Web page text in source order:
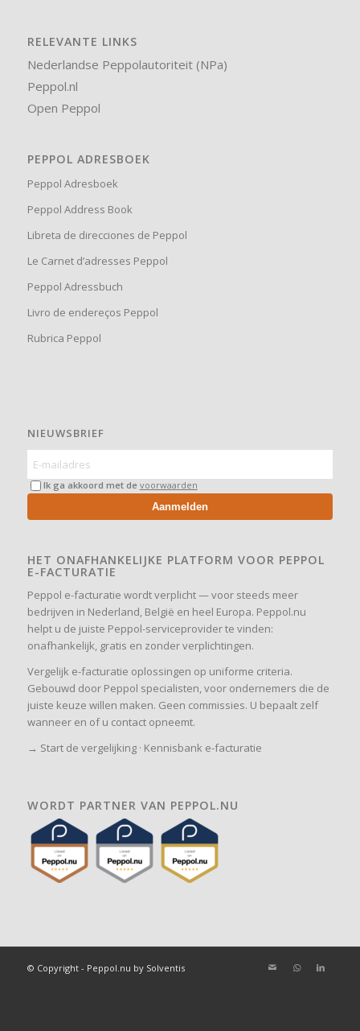
RELEVANTE LINKS
Nederlandse Peppolautoriteit (NPa)
Peppol.nl
Open Peppol
PEPPOL ADRESBOEK
Peppol Adresboek
Peppol Address Book
Libreta de direcciones de Peppol
Le Carnet d’adresses Peppol
Peppol Adressbuch
Livro de endereços Peppol
Rubrica Peppol
NIEUWSBRIEF
Ik ga akkoord met de voorwaarden
Aanmelden
HET ONAFHANKELIJKE PLATFORM VOOR PEPPOL
E-FACTURATIE
Peppol e-facturatie wordt verplicht — voor steeds meer
bedrijven in Nederland, België en heel Europa. Peppol.nu
helpt u de juiste Peppol-serviceprovider te vinden:
onafhankelijk, gratis en zonder verplichtingen.
Vergelijk e-facturatie oplossingen op uniforme criteria.
Gebouwd door Peppol specialisten, voor ondernemers die de
juiste keuze willen maken. Geen commissies. U bepaalt zelf
wanneer en of u contact opneemt.
→ Start de vergelijking· Kennisbank e-facturatie
WORDT PARTNER VAN PEPPOL.NU
© Copyright - Peppol.nu by Solventis